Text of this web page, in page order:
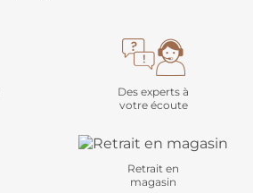
Des experts à
votre écoute
Retrait en
magasin